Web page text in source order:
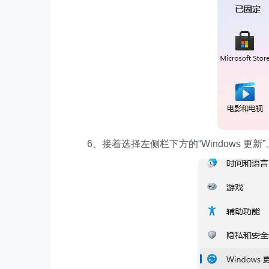
6、接着选择左侧栏下方的“Windows 更新”